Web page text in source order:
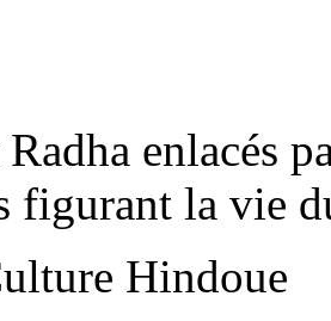
enlacés
figurant la vie
Hindoue